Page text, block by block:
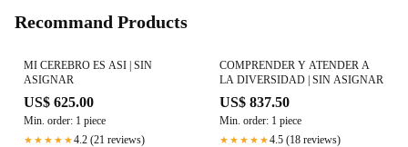
Recommand Products
MI CEREBRO ES ASI | SIN
ASIGNAR
US$ 625.00
Min. order: 1 piece
★★★★★4.2 (21 reviews)
COMPRENDER Y ATENDER A
LA DIVERSIDAD | SIN ASIGNAR
US$ 837.50
Min. order: 1 piece
★★★★★4.5 (18 reviews)